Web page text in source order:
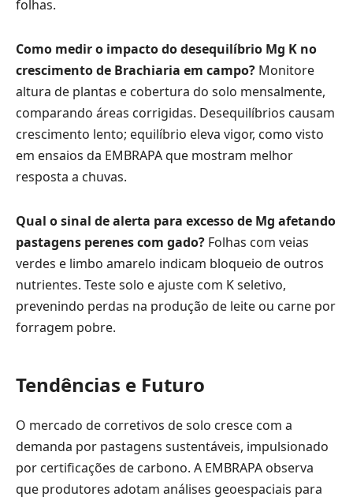
folhas.
Como medir o impacto do desequilíbrio Mg K no
crescimento de Brachiaria em campo? Monitore
altura de plantas e cobertura do solo mensalmente,
comparando áreas corrigidas. Desequilíbrios causam
crescimento lento; equilíbrio eleva vigor, como visto
em ensaios da EMBRAPA que mostram melhor
resposta a chuvas.
Qual o sinal de alerta para excesso de Mg afetando
pastagens perenes com gado? Folhas com veias
verdes e limbo amarelo indicam bloqueio de outros
nutrientes. Teste solo e ajuste com K seletivo,
prevenindo perdas na produção de leite ou carne por
forragem pobre.
Tendências e Futuro
O mercado de corretivos de solo cresce com a
demanda por pastagens sustentáveis, impulsionado
por certificações de carbono. A EMBRAPA observa
que produtores adotam análises geoespaciais para